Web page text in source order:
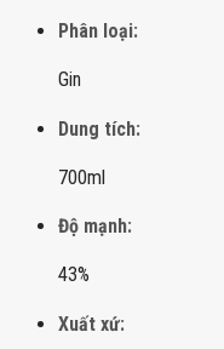
Phân loại:
Gin
Dung tích:
700ml
Độ mạnh:
43%
Xuất xứ: